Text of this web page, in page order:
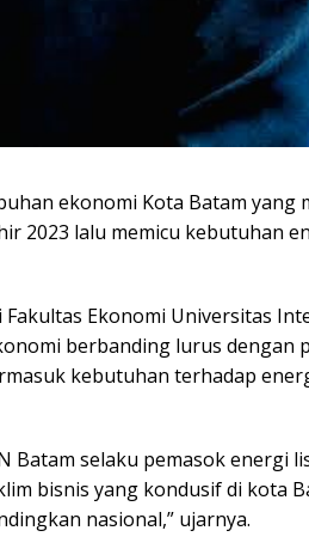
ekonomi Kota Batam yang
2023 lalu memicu kebutuhan
Ekonomi Universitas
berbanding lurus dengan
kebutuhan terhadap
Batam selaku pemasok energi
bisnis yang kondusif di kota
nasional,” ujarnya.